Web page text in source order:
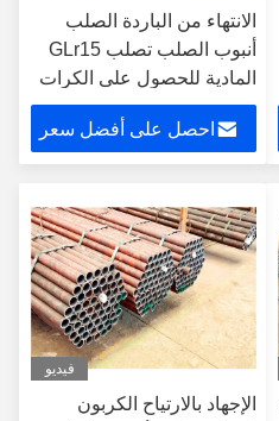
الانتهاء من الباردة الصلب
أنبوب الصلب تصلب GLr15
المادية للحصول على الكرات
احصل على أفضل سعر
فيديو
الإجهاد بالارتياح الكربون